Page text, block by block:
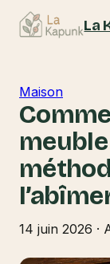
La
Maison
14 juin 2026 ·